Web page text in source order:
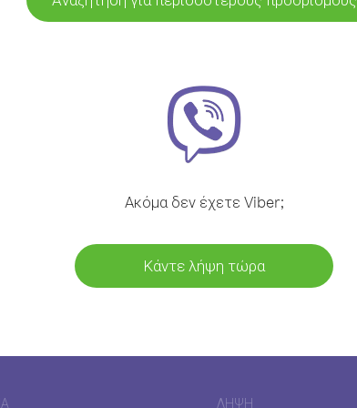
Ακόμα δεν έχετε Viber;
Κάντε λήψη τώρα
ΛΉΨΗ